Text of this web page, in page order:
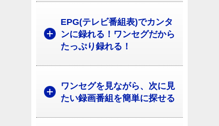
EPG(テレビ番組表)でカンタ
ンに録れる！ワンセグだから
たっぷり録れる！
ワンセグを見ながら、次に見
たい録画番組を簡単に探せる